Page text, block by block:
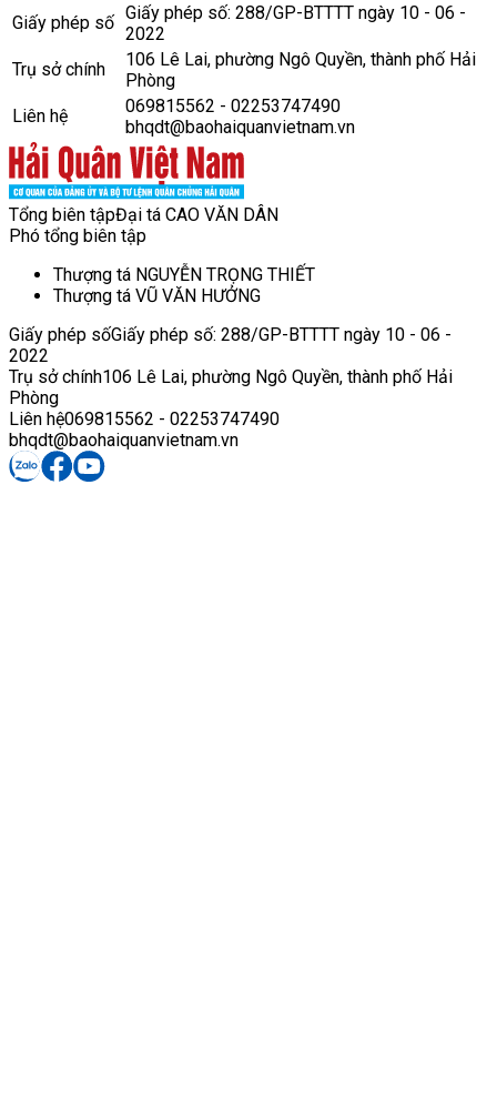
Giấy phép số Giấy phép số: 288/GP-BTTTT ngày 10 - 06 -
2022
Trụ sở chính
106 Lê Lai, phường Ngô Quyền, thành phố Hải
Phòng
Liên hệ
069815562 - 02253747490
bhqdt@baohaiquanvietnam.vn
Tổng biên tậpĐại tá CAO VĂN DÂN
Phó tổng biên tập
Thượng tá NGUYỄN TRỌNG THIẾT
Thượng tá VŨ VĂN HƯỞNG
Giấy phép sốGiấy phép số: 288/GP-BTTTT ngày 10 - 06 -
2022
Trụ sở chính106 Lê Lai, phường Ngô Quyền, thành phố Hải
Phòng
Liên hệ069815562 - 02253747490
bhqdt@baohaiquanvietnam.vn